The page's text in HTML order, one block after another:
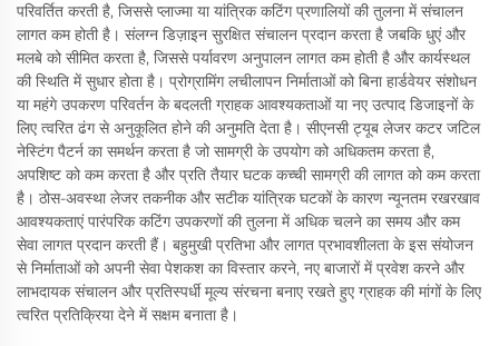
परिवर्तित करती है, जिससे प्लाज्मा या यांत्रिक कटिंग प्रणालियों की तुलना में संचालन
लागत कम होती है। संलग्न डिज़ाइन सुरक्षित संचालन प्रदान करता है जबकि धुएं और
मलबे को सीमित करता है, जिससे पर्यावरण अनुपालन लागत कम होती है और कार्यस्थल
की स्थिति में सुधार होता है। प्रोग्रामिंग लचीलापन निर्माताओं को बिना हार्डवेयर संशोधन
या महंगे उपकरण परिवर्तन के बदलती ग्राहक आवश्यकताओं या नए उत्पाद डिजाइनों के
लिए त्वरित ढंग से अनुकूलित होने की अनुमति देता है। सीएनसी ट्यूब लेजर कटर जटिल
नेस्टिंग पैटर्न का समर्थन करता है जो सामग्री के उपयोग को अधिकतम करता है,
अपशिष्ट को कम करता है और प्रति तैयार घटक कच्ची सामग्री की लागत को कम करता
है। ठोस-अवस्था लेजर तकनीक और सटीक यांत्रिक घटकों के कारण न्यूनतम रखरखाव
आवश्यकताएं पारंपरिक कटिंग उपकरणों की तुलना में अधिक चलने का समय और कम
सेवा लागत प्रदान करती हैं। बहुमुखी प्रतिभा और लागत प्रभावशीलता के इस संयोजन
से निर्माताओं को अपनी सेवा पेशकश का विस्तार करने, नए बाजारों में प्रवेश करने और
लाभदायक संचालन और प्रतिस्पर्धी मूल्य संरचना बनाए रखते हुए ग्राहक की मांगों के लिए
त्वरित प्रतिक्रिया देने में सक्षम बनाता है।